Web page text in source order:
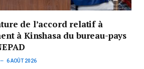
de l’accord relatif à
à Kinshasa du bureau-pays
6 AOÛT 2026